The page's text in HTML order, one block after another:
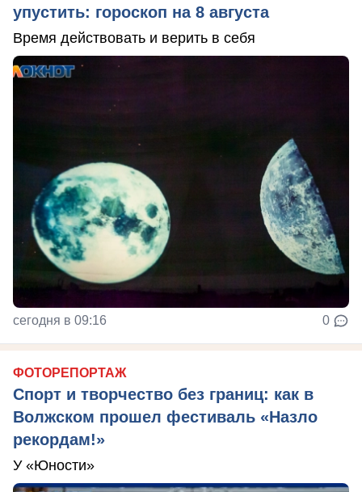
упустить: гороскоп на 8 августа
Время действовать и верить в себя
сегодня в 09:16 0
ФОТОРЕПОРТАЖ
Спорт и творчество без границ: как в
Волжском прошел фестиваль «Назло
рекордам!»
У «Юности»